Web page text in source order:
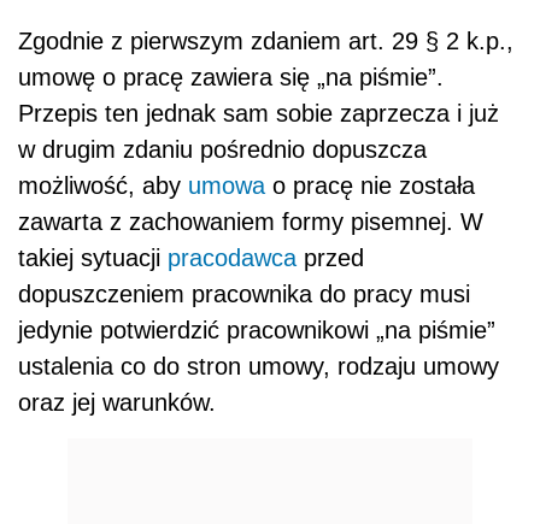
Zgodnie z pierwszym zdaniem art. 29 § 2 k.p.,
umowę o pracę zawiera się „na piśmie”.
Przepis ten jednak sam sobie zaprzecza i już
w drugim zdaniu pośrednio dopuszcza
możliwość, aby umowa o pracę nie została
zawarta z zachowaniem formy pisemnej. W
takiej sytuacji pracodawca przed
dopuszczeniem pracownika do pracy musi
jedynie potwierdzić pracownikowi „na piśmie”
ustalenia co do stron umowy, rodzaju umowy
oraz jej warunków.